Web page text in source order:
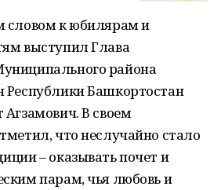
словом к юбилярам и
выступил Глава
района
Республики Башкортостан
В своем
что неслучайно стало
– оказывать почет и
парам, чья любовь и